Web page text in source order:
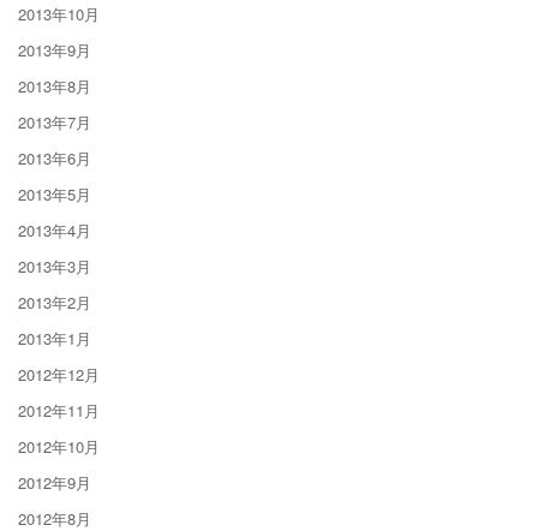
2013年10月
2013年9月
2013年8月
2013年7月
2013年6月
2013年5月
2013年4月
2013年3月
2013年2月
2013年1月
2012年12月
2012年11月
2012年10月
2012年9月
2012年8月